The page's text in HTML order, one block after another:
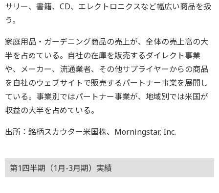
サリー、書籍、CD、エレクトロニクスなど幅広い商品を扱
う。
家庭用品・ガーデニング商品の売上が、全体の売上高の大
半を占めている。自社の在庫を販売するダイレクト事業
や、メーカー、流通業者、その他サプライヤーからの商品
を自社のウェブサイトで販売するパートナー事業を展開し
ている。事業別ではパートナー事業が、地域別では米国が
収益の大半を占めている。
出所：銘柄スカウター米国株、Morningstar, Inc.
第1四半期（1月-3月期）実績